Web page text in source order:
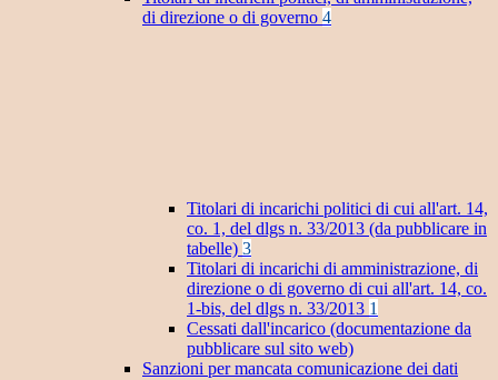
di direzione o di governo 4
Titolari di incarichi politici di cui all'art. 14,
co. 1, del dlgs n. 33/2013 (da pubblicare in
tabelle) 3
Titolari di incarichi di amministrazione, di
direzione o di governo di cui all'art. 14, co.
1-bis, del dlgs n. 33/2013 1
Cessati dall'incarico (documentazione da
pubblicare sul sito web)
Sanzioni per mancata comunicazione dei dati